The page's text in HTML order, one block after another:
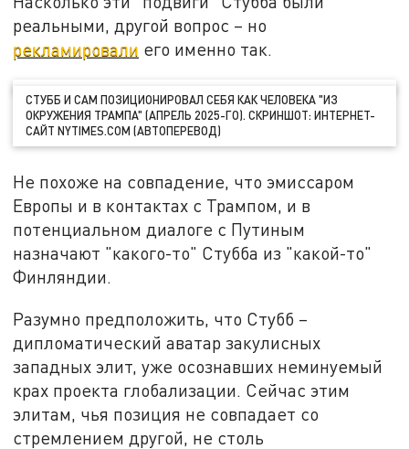
реальными, другой вопрос – но
рекламировали его именно так.
СТУББ И САМ ПОЗИЦИОНИРОВАЛ СЕБЯ КАК ЧЕЛОВЕКА "ИЗ
ОКРУЖЕНИЯ ТРАМПА" (АПРЕЛЬ 2025-ГО). СКРИНШОТ: ИНТЕРНЕТ-
САЙТ NYTIMES.COM (АВТОПЕРЕВОД)
Не похоже на совпадение, что эмиссаром
Европы и в контактах с Трампом, и в
потенциальном диалоге с Путиным
назначают "какого-то" Стубба из "какой-то"
Финляндии.
Разумно предположить, что Стубб –
дипломатический аватар закулисных
западных элит, уже осознавших неминуемый
крах проекта глобализации. Сейчас этим
элитам, чья позиция не совпадает со
стремлением другой, не столь